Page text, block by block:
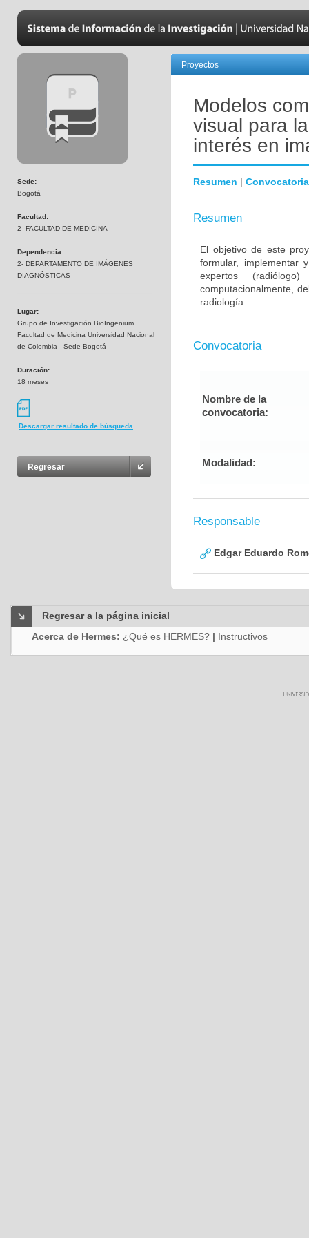
Sede:
Bogotá
Facultad:
2- FACULTAD DE MEDICINA
Dependencia:
2- DEPARTAMENTO DE IMÁGENES
DIAGNÓSTICAS
Lugar:
Grupo de Investigación BioIngenium
Facultad de Medicina Universidad Nacional
de Colombia - Sede Bogotá
Duración:
18 meses
Descargar resultado de búsqueda
Regresar
Proyectos
Modelos
visual para
interés en
Resumen | Convocatoria
Resumen
El objetivo de este
formular, implementar
expertos
computacionalmente,
radiología.
Convocatoria
Nombre de la
convocatoria:
Modalidad:
Responsable
Edgar Eduardo
Regresar a la página inicial
Acerca de Hermes: ¿Qué es HERMES? | Instructivos